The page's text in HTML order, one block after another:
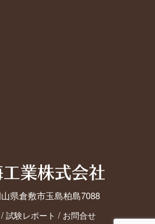
県倉敷市玉島柏島7088
/ 試験レポート / お問合せ